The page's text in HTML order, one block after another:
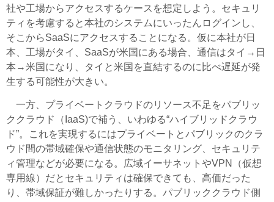
社や工場からアクセスするケースを想定しよう。セキュリ
ティを考慮すると本社のシステムにいったんログインし、
そこからSaaSにアクセスすることになる。仮に本社が日
本、工場がタイ、SaaSが米国にある場合、通信はタイ→日
本→米国になり、タイと米国を直結するのに比べ遅延が発
生する可能性が大きい。
一方、プライベートクラウドのリソース不足をパブリッ
ククラウド（IaaS)で補う、いわゆる“ハイブリッドクラウ
ド”。これを実現するにはプライベートとパブリックのクラ
ウド間の帯域確保や通信状態のモニタリング、セキュリテ
ィ管理などが必要になる。広域イーサネットやVPN（仮想
専用線）だとセキュリティは確保できても、高価だった
り、帯域保証が難しかったりする。パブリッククラウド側